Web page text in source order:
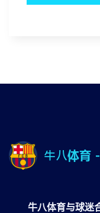
⽜⼋体育与球迷